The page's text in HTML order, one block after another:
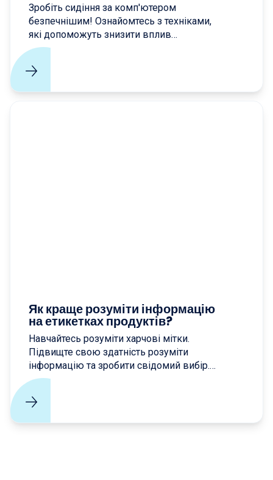
Зробіть сидіння за комп'ютером
безпечнішим! Ознайомтесь з техніками,
які допоможуть знизити вплив
довготривалого сидіння на ваше здоров'я.
Як краще розуміти інформацію
на етикетках продуктів?
Навчайтесь розуміти харчові мітки.
Підвищте свою здатність розуміти
інформацію та зробити свідомий вибір.
Засвоюйте методики розпізнавання
здорового харчування.